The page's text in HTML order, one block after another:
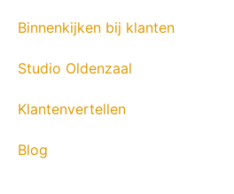
Binnenkijken bij klanten
Studio Oldenzaal
Klantenvertellen
Blog